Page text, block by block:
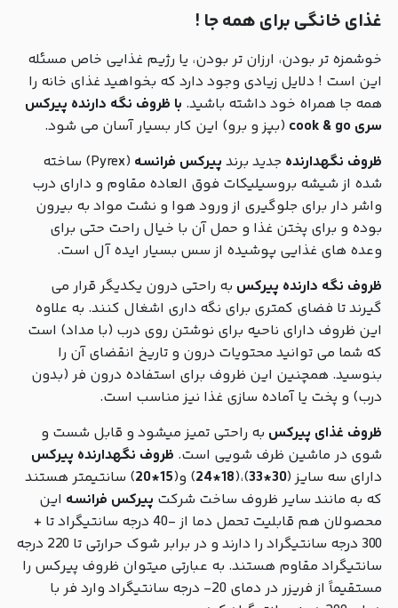
غذای خانگی برای همه جا !
خوشمزه تر بودن، ارزان تر بودن، یا رژیم غذایی خاص مسئله
این است ! دلایل زیادی وجود دارد که بخواهید غذای خانه را
همه جا همراه خود داشته باشید. با ظروف نگه دارنده پیرکس
سری cook & go
(بپز و برو) این کار بسیار آسان می شود.
ظروف نگهدارنده جدید برند پیرکس فرانسه
(Pyrex) ساخته
شده از شیشه بروسیلیکات فوق العاده مقاوم و دارای درب
واشر دار برای جلوگیری از ورود هوا و نشت مواد به بیرون
بوده و برای پختن غذا و حمل آن با خیال راحت حتی برای
وعده های غذایی پوشیده از سس بسیار ایده آل است.
ظروف نگه دارنده پیرکس به راحتی درون یکدیگر قرار می
گیرند تا فضای کمتری برای نگه داری اشغال کنند. به علاوه
این ظروف دارای ناحیه برای نوشتن روی درب (با مداد) است
که شما می توانید محتویات درون و تاریخ انقضای آن را
بنوسید. همچنین این ظروف برای استفاده درون فر (بدون
درب) و پخت یا آماده سازی غذا نیز مناسب است.
ظروف غذای پیرکس به راحتی تمیز میشود و قابل شست و
شوی در ماشین ظرف شویی است. ظروف نگهدارنده پیرکس
دارای سه سایز (30*33 )،(18*24 ) و(15*20
) سانتیمتر هستند
که به مانند سایر ظروف ساخت شرکت پیرکس فرانسه این
محصولان هم قابلیت تحمل دما از -40 درجه سانتیگراد تا +
300 درجه سانتیگراد را دارند و در برابر شوک حرارتی تا 220 درجه
سانتیگراد مقاوم هستند. به عبارتی میتوان ظروف پیرکس را
مستقیماً از فریزر در دمای 20- درجه سانتیگراد وارد فر با